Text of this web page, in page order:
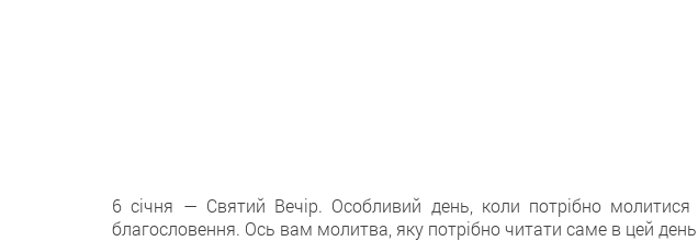
6 січня — Святий Вечір. Особливий день, коли потрібно
благословення. Ось вам молитва, яку потрібно читати саме в цей день.